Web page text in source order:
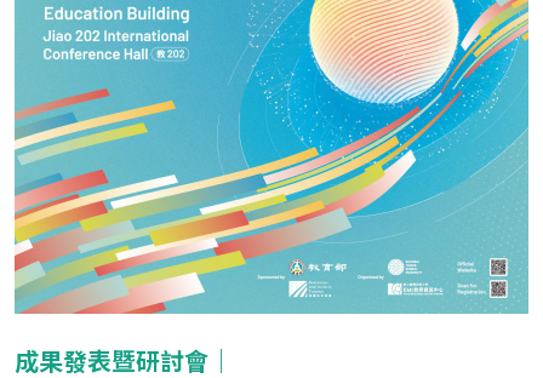
成果發表暨研討會